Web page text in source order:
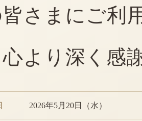
さまにご利
より深く感
2026年5月20日（水）